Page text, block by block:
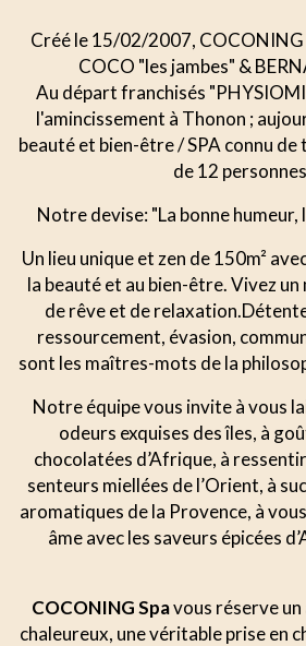
Créé le 15/02/2007, COCONING
COCO "les jambes" &
Au départ franchisés
l'amincissement à Thonon ;
beauté et bien-être / SPA connu de
de 12
Notre devise: "La bonne humeur,
Un lieu unique et zen de 150m²
la beauté et au bien-être. Vivez
de rêve et de
ressourcement, évasion,
sont les maîtres-mots de la
Notre équipe vous invite à vous
odeurs exquises des îles, à
chocolatées d’Afrique, à
senteurs miellées de l’Orient, à
aromatiques de la Provence, à
âme avec les saveurs épicées
COCONING Spavous réserve
chaleureux, une véritable prise en